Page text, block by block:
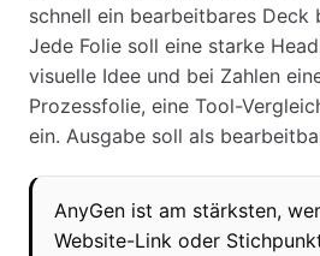
schnell ein bearbeitbares Deck
Jede Folie soll eine starke
visuelle Idee und bei Zahlen
Prozessfolie, eine Tool-
ein. Ausgabe soll als
AnyGen ist am stärksten,
Website-Link oder